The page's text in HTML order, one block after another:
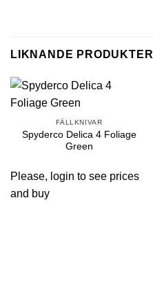
LIKNANDE PRODUKTER
FÄLLKNIVAR
Spyderco Delica 4 Foliage
Green
Please, login to see prices
and buy